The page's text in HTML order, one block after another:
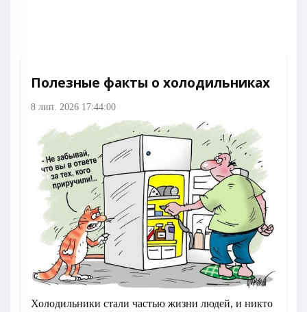
Полезные факты о холодильниках
8 лип. 2026 17:44:00
Холодильники стали частью жизни людей, и никто